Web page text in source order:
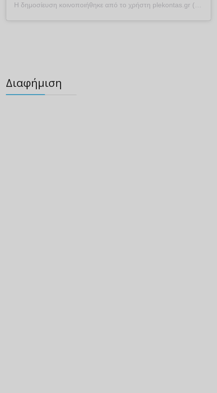
Η δημοσίευση κοινοποιήθηκε από το χρήστη plekontas.gr (@plekontas)
Διαφήμιση